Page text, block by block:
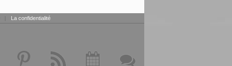
| La confidentialité